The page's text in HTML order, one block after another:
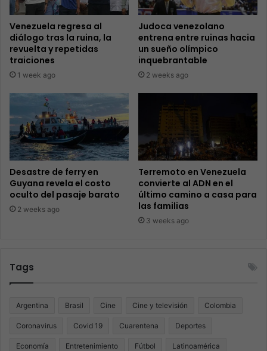
Venezuela regresa al
diálogo tras la ruina, la
revuelta y repetidas
traiciones
1 week ago
Judoca venezolano
entrena entre ruinas hacia
un sueño olímpico
inquebrantable
2 weeks ago
Desastre de ferry en
Guyana revela el costo
oculto del pasaje barato
2 weeks ago
Terremoto en Venezuela
convierte al ADN en el
último camino a casa para
las familias
3 weeks ago
Tags
Argentina Brasil Cine Cine y televisión Colombia
Coronavirus Covid 19 Cuarentena Deportes
Economía Entretenimiento Fútbol Latinoamérica